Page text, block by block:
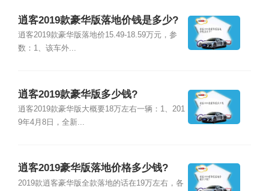
逍客2019款豪华版落地价钱是多少?
逍客2019款豪华版落地价15.49-18.59万元，参
数：1、该车外...
逍客2019款豪华版多少钱?
逍客2019款豪华版大概要18万左右一辆：1、201
9年4月8日，全新...
逍客2019豪华版落地价格多少钱?
2019款逍客豪华版全款落地的话在19万左右，各